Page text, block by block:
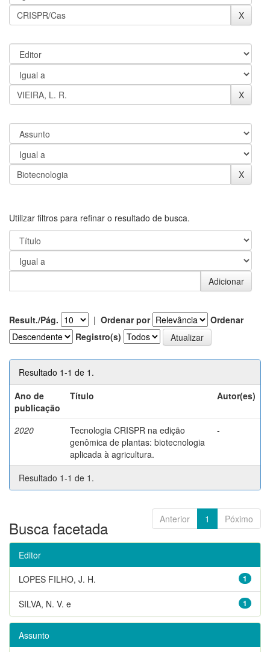
Utilizar filtros para refinar o resultado de busca.
Result./Pág. | Ordenar por
Ordenar
Registro(s)
Resultado 1-1 de 1.
Ano de
publicação
Título Autor(es)
2020
Tecnologia CRISPR na edição
genômica de plantas: biotecnologia
aplicada à agricultura.
-
Resultado 1-1 de 1.
Anterior 1 Póximo
Busca facetada
Editor
1
LOPES FILHO, J. H.
1
SILVA, N. V. e
Assunto